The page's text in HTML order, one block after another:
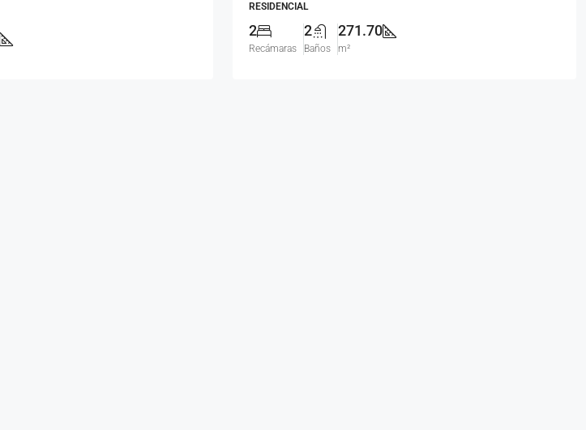
RESIDENCIAL
2
Recámaras
2
Baños
271.70
m²